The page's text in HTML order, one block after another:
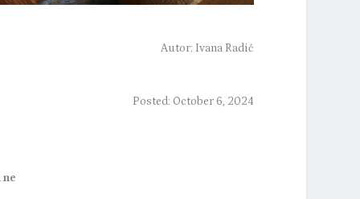
Autor: Ivana Radić
Posted: October 6, 2024